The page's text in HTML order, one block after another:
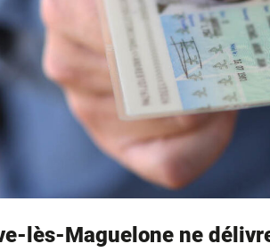
lès-Maguelone ne